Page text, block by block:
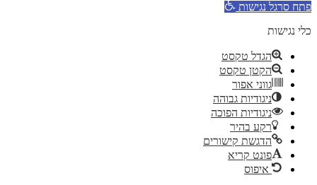
פתח סרגל נגישות
כלי נגישות
הגדל טקסט
הקטן טקסט
גווני אפור
ניגודיות גבוהה
ניגודיות הפוכה
רקע בהיר
הדגשת קישורים
פונט קריא
איפוס